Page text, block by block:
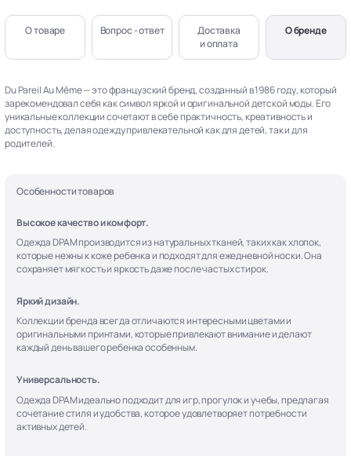
О товаре Вопрос - ответ
Доставка
и оплата
О бренде
Du Pareil Au Même — это французский бренд, созданный в 1986 году, который
зарекомендовал себя как символ яркой и оригинальной детской моды. Его
уникальные коллекции сочетают в себе практичность, креативность и
доступность, делая одежду привлекательной как для детей, так и для
родителей.
Особенности товаров
Высокое качество и комфорт.
Одежда DPAM производится из натуральных тканей, таких как хлопок,
которые нежны к коже ребенка и подходят для ежедневной носки. Она
сохраняет мягкость и яркость даже после частых стирок.
Яркий дизайн.
Коллекции бренда всегда отличаются интересными цветами и
оригинальными принтами, которые привлекают внимание и делают
каждый день вашего ребенка особенным.
Универсальность.
Одежда DPAM идеально подходит для игр, прогулок и учебы, предлагая
сочетание стиля и удобства, которое удовлетворяет потребности
активных детей.